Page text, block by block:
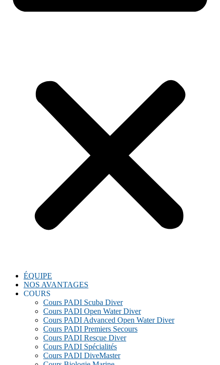
ÉQUIPE
NOS AVANTAGES
COURS
Cours PADI Scuba Diver
Cours PADI Open Water Diver
Cours PADI Advanced Open Water Diver
Cours PADI Premiers Secours
Cours PADI Rescue Diver
Cours PADI Spécialités
Cours PADI DiveMaster